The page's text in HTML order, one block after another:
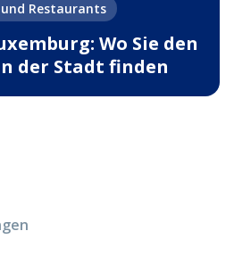
und Restaurants
Wo Sie den
der Stadt finden